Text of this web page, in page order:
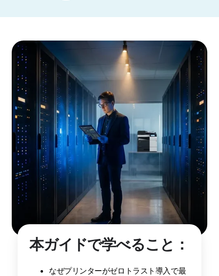
本ガイドで学べること：
なぜプリンターがゼロトラスト導入で最